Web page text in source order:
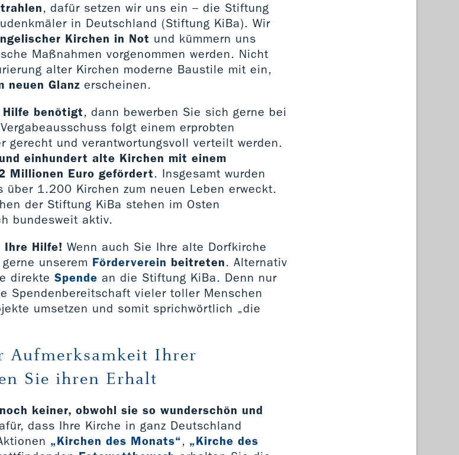
, dafür setzen wir uns ein – die Stiftung
in Deutschland (Stiftung KiBa). Wir
Kirchen in Not und kümmern uns
Maßnahmen vorgenommen werden. Nicht
alter Kirchen moderne Baustile mit ein,
neuen Glanz erscheinen.
Hilfe benötigt, dann bewerben Sie sich gerne bei
folgt einem erprobten
gerecht und verantwortungsvoll verteilt werden.
einhundert alte Kirchen mit einem
Millionen Euro gefördert. Insgesamt wurden
über 1.200 Kirchen zum neuen Leben erweckt.
der Stiftung KiBa stehen im Osten
bundesweit aktiv.
Ihre Hilfe! Wenn auch Sie Ihre alte Dorfkirche
unserem Förderverein beitreten. Alternativ
direkte Spende an die Stiftung KiBa. Denn nur
Spendenbereitschaft vieler toller Menschen
umsetzen und somit sprichwörtlich „die
Aufmerksamkeit Ihrer
Sie ihren Erhalt
keiner, obwohl sie so wunderschön und
dass Ihre Kirche in ganz Deutschland
„Kirchen des Monats“, „Kirche des